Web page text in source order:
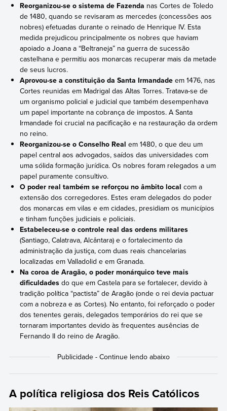
Reorganizou-se o sistema de Fazenda nas Cortes de Toledo
de 1480, quando se revisaram as mercedes (concessões aos
nobres) efetuadas durante o reinado de Henrique IV. Esta
medida prejudicou principalmente os nobres que haviam
apoiado a Joana a “Beltraneja” na guerra de sucessão
castelhana e permitiu aos monarcas recuperar mais da metade
de seus lucros.
Aprovou-se a constituição da Santa Irmandadeem 1476, nas
Cortes reunidas em Madrigal das Altas Torres. Tratava-se de
um organismo policial e judicial que também desempenhava
um papel importante na cobrança de impostos. A Santa
Irmandade foi crucial na pacificação e na restauração da ordem
no reino.
Reorganizou-se o Conselho Realem 1480, o que deu um
papel central aos advogados, saídos das universidades com
uma sólida formação jurídica. Os nobres foram relegados a um
papel puramente consultivo.
O poder real também se reforçou no âmbito localcom a
extensão dos corregedores. Estes eram delegados do poder
dos monarcas em vilas e em cidades, presidiam os municípios
e tinham funções judiciais e policiais.
Estabeleceu-se o controle real das ordens militares
(Santiago, Calatrava, Alcântara) e o fortalecimento da
administração da justiça, com duas reais chancelarias
localizadas em Valladolid e em Granada.
Na coroa de Aragão, o poder monárquico teve mais
dificuldadesdo que em Castela para se fortalecer, devido à
tradição política “pactista” de Aragão (onde o rei devia pactuar
com a nobreza e as Cortes). No entanto, foi reforçado o poder
dos tenentes gerais, delegados temporários do rei que se
tornaram importantes devido às frequentes ausências de
Fernando II do reino de Aragão.
A política religiosa dos Reis Católicos